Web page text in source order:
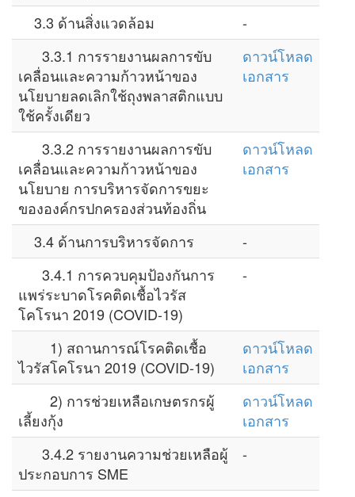
3.3 ด้านสิ่งแวดล้อม
-
3.3.1 การรายงานผลการขับ
เคลื่อนและความก้าวหน้าของ
นโยบายลดเลิกใช้ถุงพลาสติกแบบ
ใช้ครั้งเดียว
ดาวน์โหลด
เอกสาร
3.3.2 การรายงานผลการขับ
เคลื่อนและความก้าวหน้าของ
นโยบาย การบริหารจัดการขยะ
ขององค์กรปกครองส่วนท้องถิ่น
ดาวน์โหลด
เอกสาร
3.4 ด้านการบริหารจัดการ
-
3.4.1 การควบคุมป้องกันการ
แพร่ระบาดโรคติดเชื้อไวรัส
โคโรนา 2019 (COVID-19)
-
1) สถานการณ์โรคติดเชื้อ
ไวรัสโคโรนา 2019 (COVID-19)
ดาวน์โหลด
เอกสาร
2) การช่วยเหลือเกษตรกรผู้
เลี้ยงกุ้ง
ดาวน์โหลด
เอกสาร
3.4.2 รายงานความช่วยเหลือผู้
ประกอบการ SME
-